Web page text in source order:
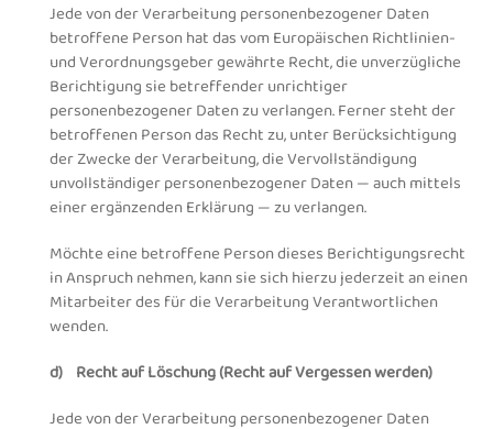
Jede von der Verarbeitung personenbezogener Daten
betroffene Person hat das vom Europäischen Richtlinien-
und Verordnungsgeber gewährte Recht, die unverzügliche
Berichtigung sie betreffender unrichtiger
personenbezogener Daten zu verlangen. Ferner steht der
betroffenen Person das Recht zu, unter Berücksichtigung
der Zwecke der Verarbeitung, die Vervollständigung
unvollständiger personenbezogener Daten — auch mittels
einer ergänzenden Erklärung — zu verlangen.
Möchte eine betroffene Person dieses Berichtigungsrecht
in Anspruch nehmen, kann sie sich hierzu jederzeit an einen
Mitarbeiter des für die Verarbeitung Verantwortlichen
wenden.
d) Recht auf Löschung (Recht auf Vergessen werden)
Jede von der Verarbeitung personenbezogener Daten